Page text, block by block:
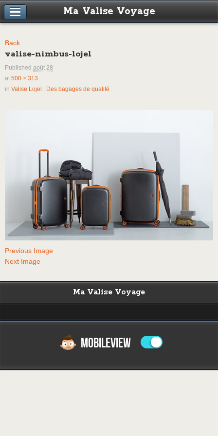
Ma Valise Voyage
Back
valise-nimbus-lojel
Published août 28
at 500 × 313
in Valise Lojel : Des bagages de qualité
Previous Image
Next Image
Ma Valise Voyage
MOBILEVIEW